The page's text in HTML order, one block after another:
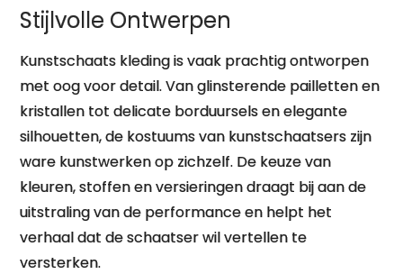
Stijlvolle Ontwerpen
Kunstschaats kleding is vaak prachtig ontworpen
met oog voor detail. Van glinsterende pailletten en
kristallen tot delicate borduursels en elegante
silhouetten, de kostuums van kunstschaatsers zijn
ware kunstwerken op zichzelf. De keuze van
kleuren, stoffen en versieringen draagt bij aan de
uitstraling van de performance en helpt het
verhaal dat de schaatser wil vertellen te
versterken.